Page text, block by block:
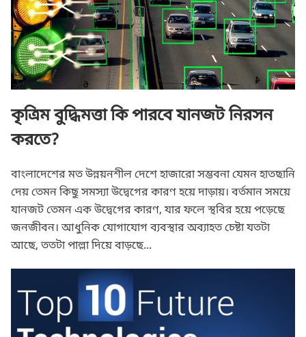
কৃত্রিম বুদ্ধিমত্তা কি পারবে যানজট নিরসন
করতে?
বাংলাদেশের মত উন্নয়নশীল দেশে হাজারো সম্ভবনা যেমন হাতছানি
দেয় তেমন কিছু সমস্যা উদ্বেগের কারণ হয়ে দাড়ায়। বর্তমান সময়ে
যানজট তেমন এক উদ্বেগের কারণ, যার ফলে স্থবির হয়ে পড়েছে
জনজীবন। আধুনিক যোগাযোগ ব্যবস্থার অব্যাহত চেষ্টা যতটা
আছে, ততটা পাল্লা দিয়ে বাড়ছে...